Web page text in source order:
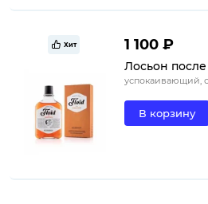
Хит 1 100 ₽
Лосьон
успокаивающий,
В корзину